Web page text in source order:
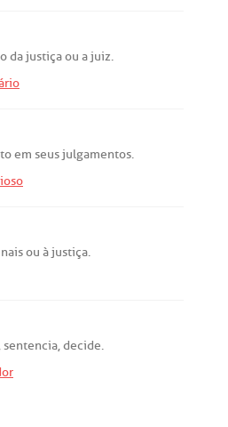
dajustiçaou ajuiz.
em seusjulgamentos.
ou àjustiça.
,sentencia,decide.